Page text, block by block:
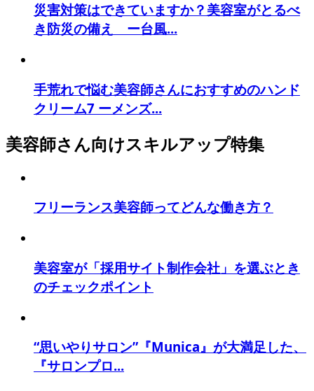
災害対策はできていますか？美容室がとるべ
き防災の備え ー台風...
手荒れで悩む美容師さんにおすすめのハンド
クリーム7 ーメンズ...
美容師さん向けスキルアップ特集
フリーランス美容師ってどんな働き方？
美容室が「採用サイト制作会社」を選ぶとき
のチェックポイント
“思いやりサロン”『Munica』が大満足した、
『サロンプロ...